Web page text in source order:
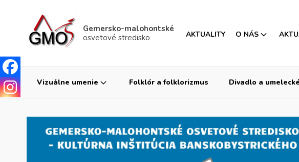
Gemersko-malohontské
osvetové stredisko
AKTUALITY O NÁS
Vizuálne umenie Folklór a folklorizmus Divadlo a